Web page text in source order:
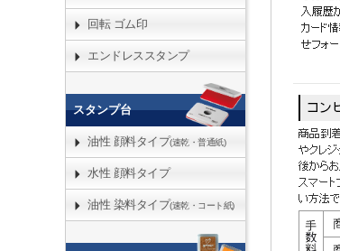
回転 ゴム印
エンドレススタンプ
スタンプ台
油性 顔料タイプ(速乾・普通紙)
水性 顔料タイプ
油性 染料タイプ(速乾・コート紙)